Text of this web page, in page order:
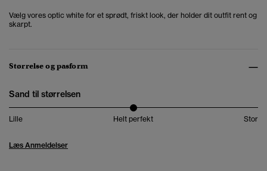
Vælg vores optic white for et sprødt, friskt look, der holder dit outfit rent og
skarpt.
Størrelse og pasform
Sand til størrelsen
Lille Helt perfekt Stor
Læs Anmeldelser